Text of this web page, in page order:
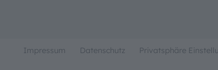
Impressum Datenschutz Privatsphäre